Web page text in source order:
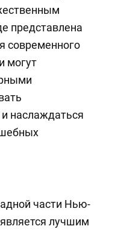
представлена
современного
могут
наслаждаться
части Нью-
лучшим